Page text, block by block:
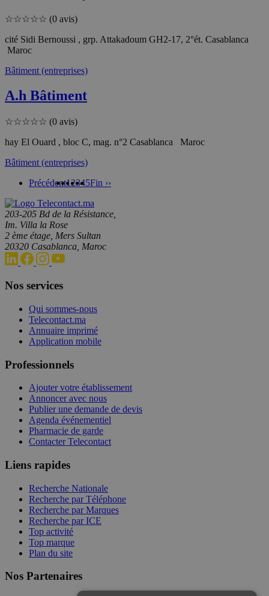
☆☆☆☆☆ (0 avis)
cité Sidi Bernoussi , grp. Attakadoum GH2-17, 2°ét. Casablanca
Maroc
Bâtiment (entreprises)
A.h Bâtiment
☆☆☆☆☆ (0 avis)
hay El Ouard , bloc C, mag. n°2 Casablanca Maroc
Bâtiment (entreprises)
Précédent12345Fin ››
203-205 Bd de la Résistance,
Im. Villa la Rose
2 ème étage, Mers Sultan
20320 Casablanca, Maroc
Nos services
Qui sommes-nous
Telecontact.ma
Annuaire imprimé
Application mobile
Professionnels
Ajouter votre établissement
Annoncer avec nous
Publier une demande de devis
Agenda événementiel
Pharmacie de garde
Contacter Telecontact
Liens rapides
Recherche Nationale
Recherche par Téléphone
Recherche par Marques
Recherche par ICE
Top activité
Top marque
Plan du site
Nos Partenaires